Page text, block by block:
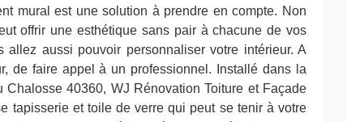
mural est une solution à prendre en compte. Non
offrir une esthétique sans pair à chacune de vos
allez aussi pouvoir personnaliser votre intérieur. A
de faire appel à un professionnel. Installé dans la
Chalosse 40360, WJ Rénovation Toiture et Façade
tapisserie et toile de verre qui peut se tenir à votre